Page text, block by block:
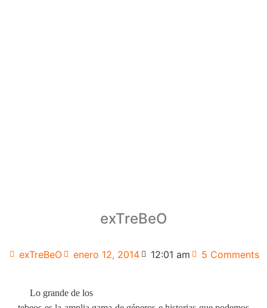
exTreBeO
exTreBeO enero 12, 2014 12:01 am 5 Comments
Lo grande de los